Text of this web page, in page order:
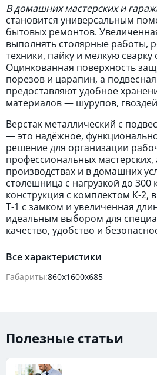
В домашних мастерских и
становится универсальным
бытовых ремонтов.
выполнять столярные работы,
техники, пайку и мелкую
Оцинкованная поверхность
порезов и царапин, а
предоставляют удобное
материалов — шурупов,
Верстак металлический с
— это надёжное,
решение для организации
профессиональных мастерских,
производствах и в домашних
столешница с нагрузкой до 300
конструкция с комплектом К-2,
Т-1 с замком и увеличенная
идеальным выбором для
качество, удобство и
Все характеристики
Габариты:860х1600х685
Полезные статьи